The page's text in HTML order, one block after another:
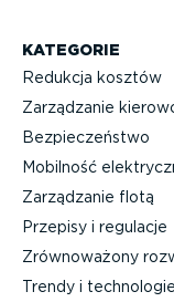
KATEGORIE
Redukcja kosztów
Zarządzanie
Bezpieczeństwo
Mobilność
Zarządzanie flotą
Przepisy i regulacje
Zrównoważony
Trendy i technologie